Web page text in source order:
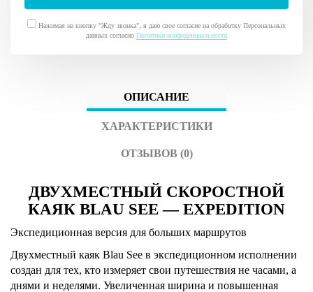
Нажимая на кнопку "Жду звонка", я даю свое согласие на обработку Персональных
данных согласно Политики конфиденциальности
ОПИСАНИЕ
ХАРАКТЕРИСТИКИ
ОТЗЫВОВ (0)
ДВУХМЕСТНЫЙ СКОРОСТНОЙ
КАЯК BLAU SEE — EXPEDITION
Экспедиционная версия для больших маршрутов
Двухместный каяк Blau See в экспедиционном исполнении
создан для тех, кто измеряет свои путешествия не часами, а
днями и неделями. Увеличенная ширина и повышенная